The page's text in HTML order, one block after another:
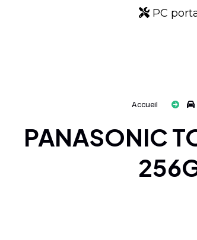
PC
Accueil
PANASONIC TOUGHPAD FZ-Q2 12" M5-6Y57 8 GO